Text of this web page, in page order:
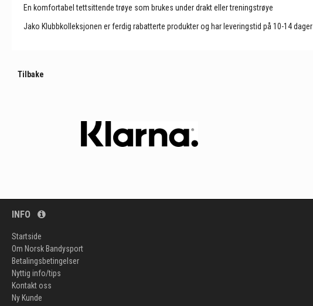
En komfortabel tettsittende trøye som brukes under drakt eller treningstrøye
Jako Klubbkolleksjonen er ferdig rabatterte produkter og har leveringstid på 10-14 dager
Tilbake
INFO
Startside
Om Norsk Bandysport
Betalingsbetingelser
Nyttig info/tips
Kontakt oss
Ny Kunde